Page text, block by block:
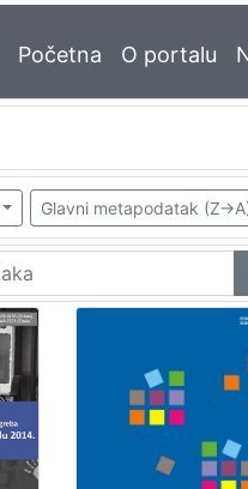
Početna O portalu
Glavni metapodatak (Z-